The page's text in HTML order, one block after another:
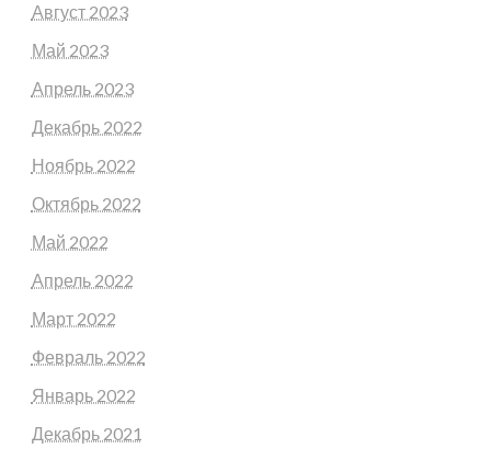
Август 2023
Май 2023
Апрель 2023
Декабрь 2022
Ноябрь 2022
Октябрь 2022
Май 2022
Апрель 2022
Март 2022
Февраль 2022
Январь 2022
Декабрь 2021